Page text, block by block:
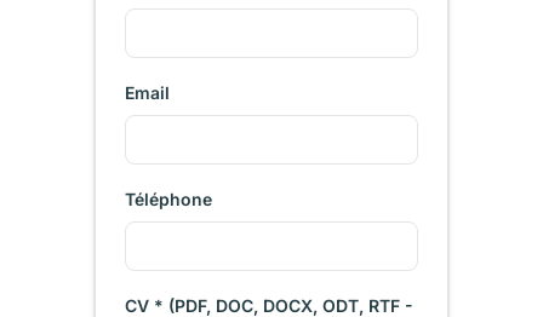
Email
Téléphone
CV * (PDF, DOC, DOCX, ODT, RTF -